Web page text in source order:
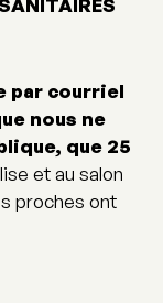
par courriel
nous ne
que 25
et au salon
proches ont